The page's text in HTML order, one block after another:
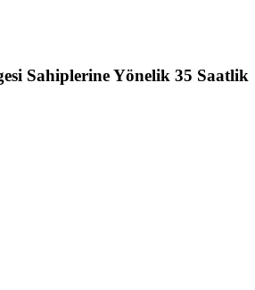
Sahiplerine Yönelik 35 Saatlik